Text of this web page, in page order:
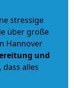
stressige
über große
Hannover
und
alles